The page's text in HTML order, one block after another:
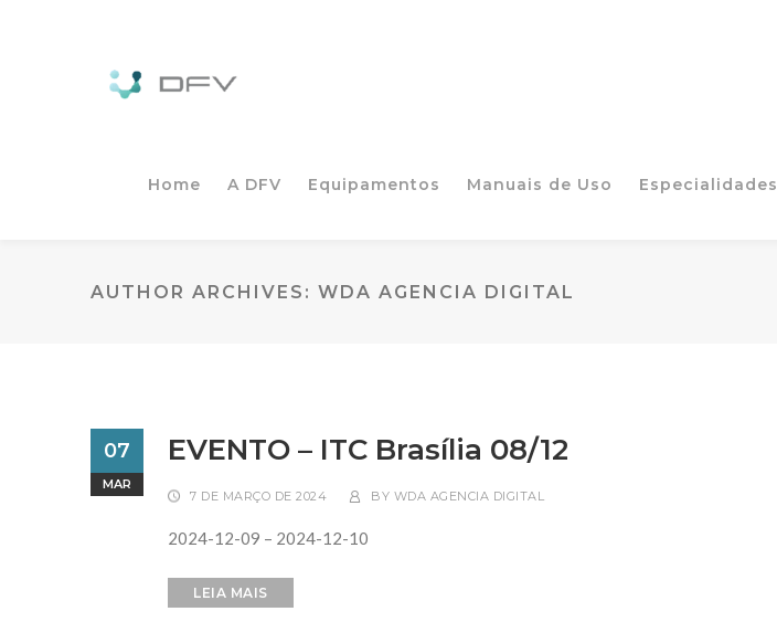
Home A DFV Equipamentos Manuais de Uso Especialidades
AUTHOR ARCHIVES: WDA AGENCIA DIGITAL
07
MAR
EVENTO – ITC Brasília 08/12
7 DE MARÇO DE 2024 BY WDA AGENCIA DIGITAL
2024-12-09 – 2024-12-10
LEIA MAIS